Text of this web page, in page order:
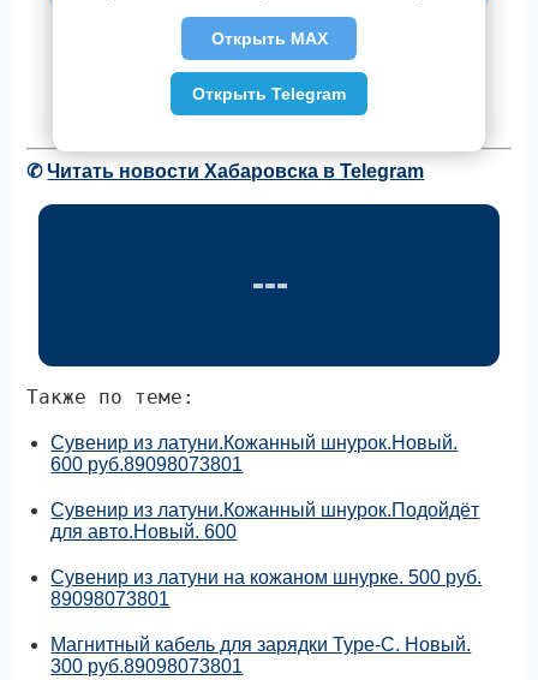
✆Читать новости Хабаровска в Telegram
Также по теме:
Сувенир из латуни.Кожанный шнурок.Новый.
600 руб.89098073801
Сувенир из латуни.Кожанный шнурок.Подойдёт
для авто.Новый. 600
Сувенир из латуни на кожаном шнурке. 500 руб.
89098073801
Магнитный кабель для зарядки Type-C. Новый.
300 руб.89098073801
Открыть MAX
Открыть Telegram